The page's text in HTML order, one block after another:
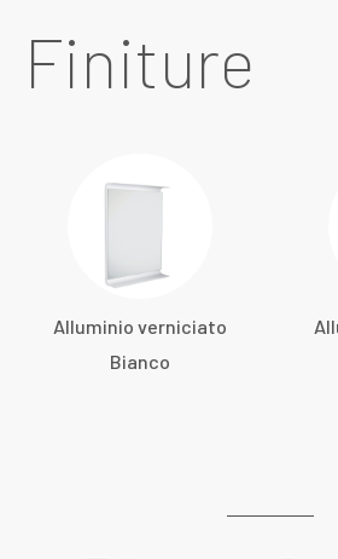
Finiture
Alluminio verniciato
Bianco